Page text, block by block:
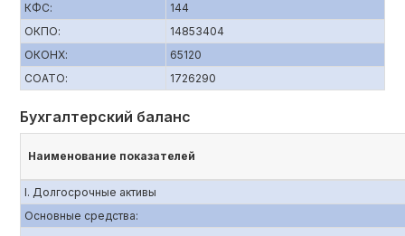
КФС:
144
ОКПО:
14853404
ОКОНХ:
65120
СОАТО:
1726290
Бухгалтерский баланс
Наименование показателей
I. Долгосрочные активы
Основные средства: